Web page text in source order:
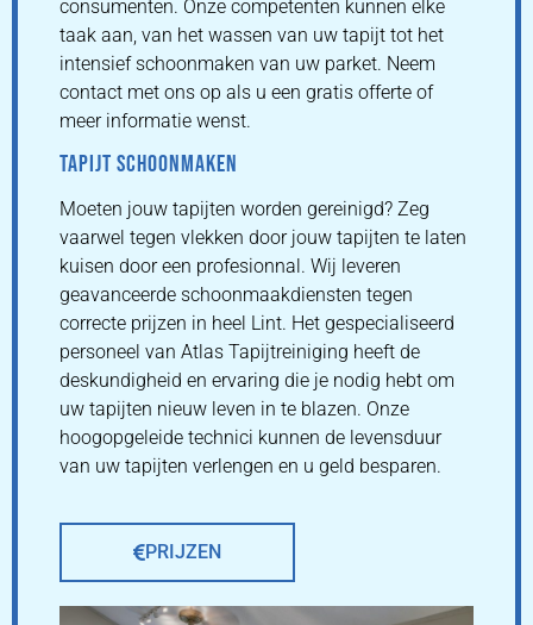
consumenten. Onze competenten kunnen elke
taak aan, van het wassen van uw tapijt tot het
intensief schoonmaken van uw parket. Neem
contact met ons op als u een gratis offerte of
meer informatie wenst.
TAPIJT SCHOONMAKEN
Moeten jouw tapijten worden gereinigd? Zeg
vaarwel tegen vlekken door jouw tapijten te laten
kuisen door een profesionnal. Wij leveren
geavanceerde schoonmaakdiensten tegen
correcte prijzen in heel Lint. Het gespecialiseerd
personeel van Atlas Tapijtreiniging heeft de
deskundigheid en ervaring die je nodig hebt om
uw tapijten nieuw leven in te blazen. Onze
hoogopgeleide technici kunnen de levensduur
van uw tapijten verlengen en u geld besparen.
PRIJZEN